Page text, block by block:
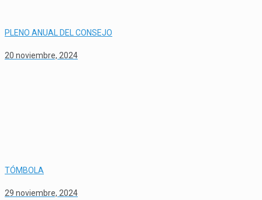
PLENO ANUAL DEL CONSEJO
20 noviembre, 2024
TÓMBOLA
29 noviembre, 2024